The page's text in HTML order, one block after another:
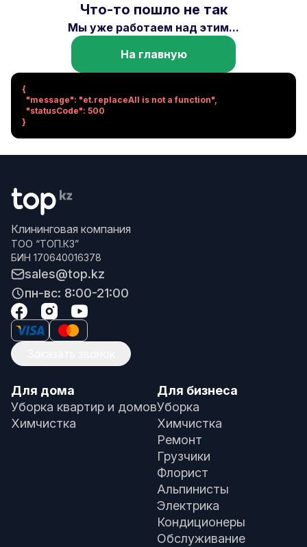
Что-то пошло не так
Мы уже работаем над этим...
На главную
{
}
Клининговая компания
ТОО “ТОП.КЗ”
БИН 170640016378
sales@top.kz
пн-вс: 8:00-21:00
Для дома
Уборка квартир и домов
Химчистка
Для бизнеса
Уборка
Химчистка
Ремонт
Грузчики
Флорист
Альпинисты
Электрика
Кондиционеры
Обслуживание